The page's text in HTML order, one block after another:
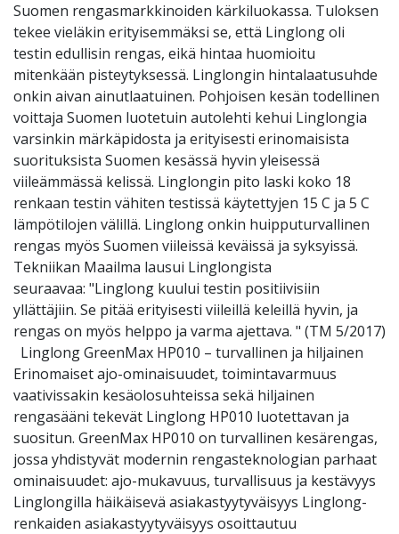
Suomen rengasmarkkinoiden kärkiluokassa. Tuloksen
tekee vieläkin erityisemmäksi se, että Linglong oli
testin edullisin rengas, eikä hintaa huomioitu
mitenkään pisteytyksessä. Linglongin hintalaatusuhde
onkin aivan ainutlaatuinen. Pohjoisen kesän todellinen
voittaja Suomen luotetuin autolehti kehui Linglongia
varsinkin märkäpidosta ja erityisesti erinomaisista
suorituksista Suomen kesässä hyvin yleisessä
viileämmässä kelissä. Linglongin pito laski koko 18
renkaan testin vähiten testissä käytettyjen 15 C ja 5 C
lämpötilojen välillä. Linglong onkin huipputurvallinen
rengas myös Suomen viileissä keväissä ja syksyissä.
Tekniikan Maailma lausui Linglongista
seuraavaa: "Linglong kuului testin positiivisiin
yllättäjiin. Se pitää erityisesti viileillä keleillä hyvin, ja
rengas on myös helppo ja varma ajettava. " (TM 5/2017)
Linglong GreenMax HP010 – turvallinen ja hiljainen
Erinomaiset ajo-ominaisuudet, toimintavarmuus
vaativissakin kesäolosuhteissa sekä hiljainen
rengasääni tekevät Linglong HP010 luotettavan ja
suositun. GreenMax HP010 on turvallinen kesärengas,
jossa yhdistyvät modernin rengasteknologian parhaat
ominaisuudet: ajo-mukavuus, turvallisuus ja kestävyys
Linglongilla häikäisevä asiakastyytyväisyys Linglong-
renkaiden asiakastyytyväisyys osoittautuu